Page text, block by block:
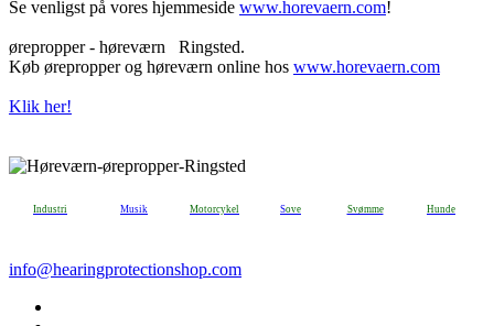
Se venligst på vores hjemmeside www.horevaern.com!
ørepropper - høreværn Ringsted.
Køb ørepropper og høreværn online hos www.horevaern.com
Klik her!
Industri Musik Motorcykel Sove Svømme Hunde
info@hearingprotectionshop.com